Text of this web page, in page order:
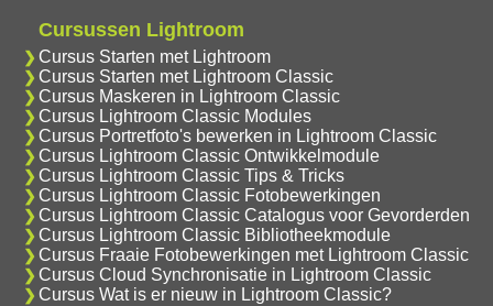
Cursussen Lightroom
Cursus Starten met Lightroom
Cursus Starten met Lightroom Classic
Cursus Maskeren in Lightroom Classic
Cursus Lightroom Classic Modules
Cursus Portretfoto's bewerken in Lightroom Classic
Cursus Lightroom Classic Ontwikkelmodule
Cursus Lightroom Classic Tips & Tricks
Cursus Lightroom Classic Fotobewerkingen
Cursus Lightroom Classic Catalogus voor Gevorderden
Cursus Lightroom Classic Bibliotheekmodule
Cursus Fraaie Fotobewerkingen met Lightroom Classic
Cursus Cloud Synchronisatie in Lightroom Classic
Cursus Wat is er nieuw in Lightroom Classic?